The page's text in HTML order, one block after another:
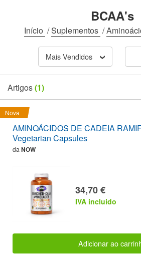
BCAA's
Início /Suplementos /
Mais Vendidos
Artigos(1)
Nova
AMINOÁCIDOS DE CADEIA
Vegetarian Capsules
daNOW
34,70 €
IVA incluido
Adicionar ao